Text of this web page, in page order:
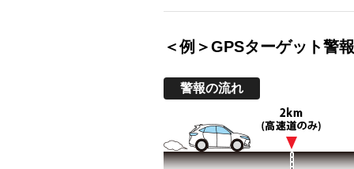
＜例＞GPSターゲット警
警報の流れ